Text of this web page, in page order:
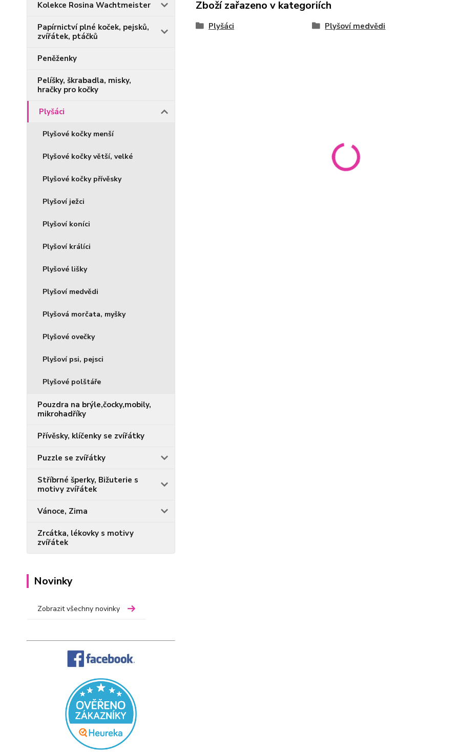
Kolekce Rosina Wachtmeister
Papírnictví plné koček, pejsků,
zvířátek, ptáčků
Peněženky
Pelíšky, škrabadla, misky,
hračky pro kočky
Plyšáci
Plyšové kočky menší
Plyšové kočky větší, velké
Plyšové kočky přívěsky
Plyšoví ježci
Plyšoví koníci
Plyšoví králíci
Plyšové lišky
Plyšoví medvědi
Plyšová morčata, myšky
Plyšové ovečky
Plyšoví psi, pejsci
Plyšové polštáře
Pouzdra na brýle,čocky,mobily,
mikrohadříky
Přívěsky, klíčenky se zvířátky
Puzzle se zvířátky
Stříbrné šperky, Bižuterie s
motivy zvířátek
Vánoce, Zima
Zrcátka, lékovky s motivy
zvířátek
Novinky
Zobrazit všechny novinky
Zboží zařazeno v kategoriích
Plyšáci Plyšoví medvědi